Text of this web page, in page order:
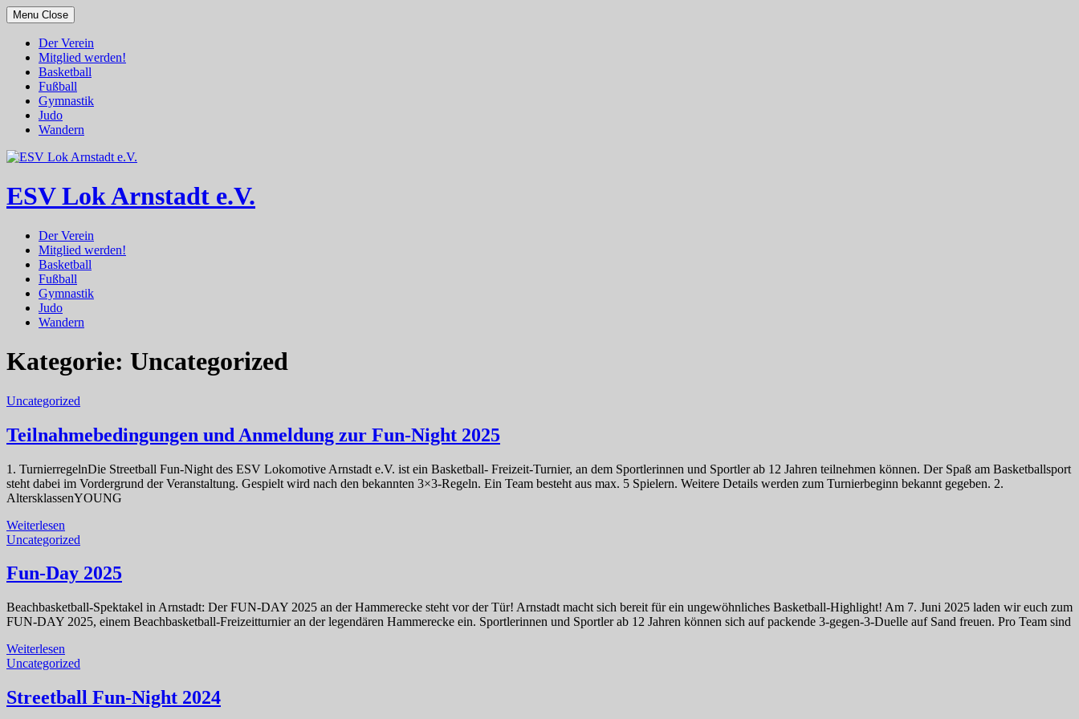
Skip
to
content
Menu Close
Der Verein
Mitglied werden!
Basketball
Fußball
Gymnastik
Judo
Wandern
ESV Lok Arnstadt e.V.
Der Verein
Mitglied werden!
Basketball
Fußball
Gymnastik
Judo
Wandern
Kategorie: Uncategorized
Uncategorized
Teilnahmebedingungen und Anmeldung zur Fun-Night 2025
1. TurnierregelnDie Streetball Fun-Night des ESV Lokomotive Arnstadt e.V. ist ein Basketball- Freizeit-Turnier, an dem Sportlerinnen und Sportler ab 12 Jahren teilnehmen können. Der Spaß am Basketballsport
steht dabei im Vordergrund der Veranstaltung. Gespielt wird nach den bekannten 3×3-Regeln. Ein Team besteht aus max. 5 Spielern. Weitere Details werden zum Turnierbeginn bekannt gegeben. 2.
AltersklassenYOUNG
Weiterlesen
Uncategorized
Fun-Day 2025
Beachbasketball-Spektakel in Arnstadt: Der FUN-DAY 2025 an der Hammerecke steht vor der Tür! Arnstadt macht sich bereit für ein ungewöhnliches Basketball-Highlight! Am 7. Juni 2025 laden wir euch zum
FUN-DAY 2025, einem Beachbasketball-Freizeitturnier an der legendären Hammerecke ein. Sportlerinnen und Sportler ab 12 Jahren können sich auf packende 3-gegen-3-Duelle auf Sand freuen. Pro Team sind
Weiterlesen
Uncategorized
Streetball Fun-Night 2024